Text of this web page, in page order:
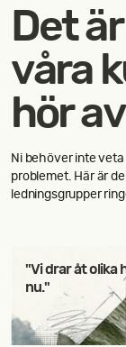
Det
våra
hör
Ni behöver inte
problemet. Här är
ledningsgrupper
"Vi drar åt olika
nu."